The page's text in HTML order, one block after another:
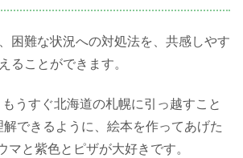
困難な状況への対処法を、共感しやす
ることができます。
もうすぐ北海道の札幌に引っ越すこと
できるように、絵本を作ってあげた
マと紫色とピザが大好きです。